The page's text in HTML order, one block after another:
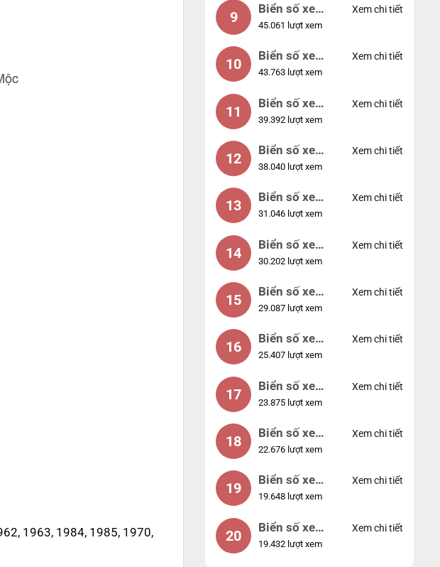
1963, 1984, 1985, 1970,
9
Biển số xe
55555
45.061 lượt xem
Xem chi tiết
10
Biển số xe
56789
43.763 lượt xem
Xem chi tiết
11
Biển số xe
01234
39.392 lượt xem
Xem chi tiết
12
Biển số xe
33333
38.040 lượt xem
Xem chi tiết
13
Biển số xe
22222
31.046 lượt xem
Xem chi tiết
14
Biển số xe
14953
30.202 lượt xem
Xem chi tiết
15
Biển số xe
24953
29.087 lượt xem
Xem chi tiết
16
Biển số xe
49053
25.407 lượt xem
Xem chi tiết
17
Biển số xe
44953
23.875 lượt xem
Xem chi tiết
18
Biển số xe
74953
22.676 lượt xem
Xem chi tiết
19
Biển số xe
99998
19.648 lượt xem
Xem chi tiết
20
Biển số xe
25525
19.432 lượt xem
Xem chi tiết